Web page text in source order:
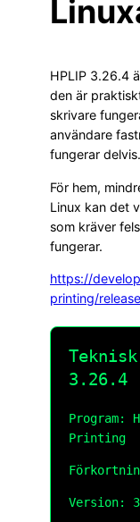
HPLIP 3.26.4
den är
skrivare
användare
fungerar delvis.
För hem,
Linux kan det
som kräver
fungerar.
https://
printing/
3.26.4
Program:
Printing
Version: